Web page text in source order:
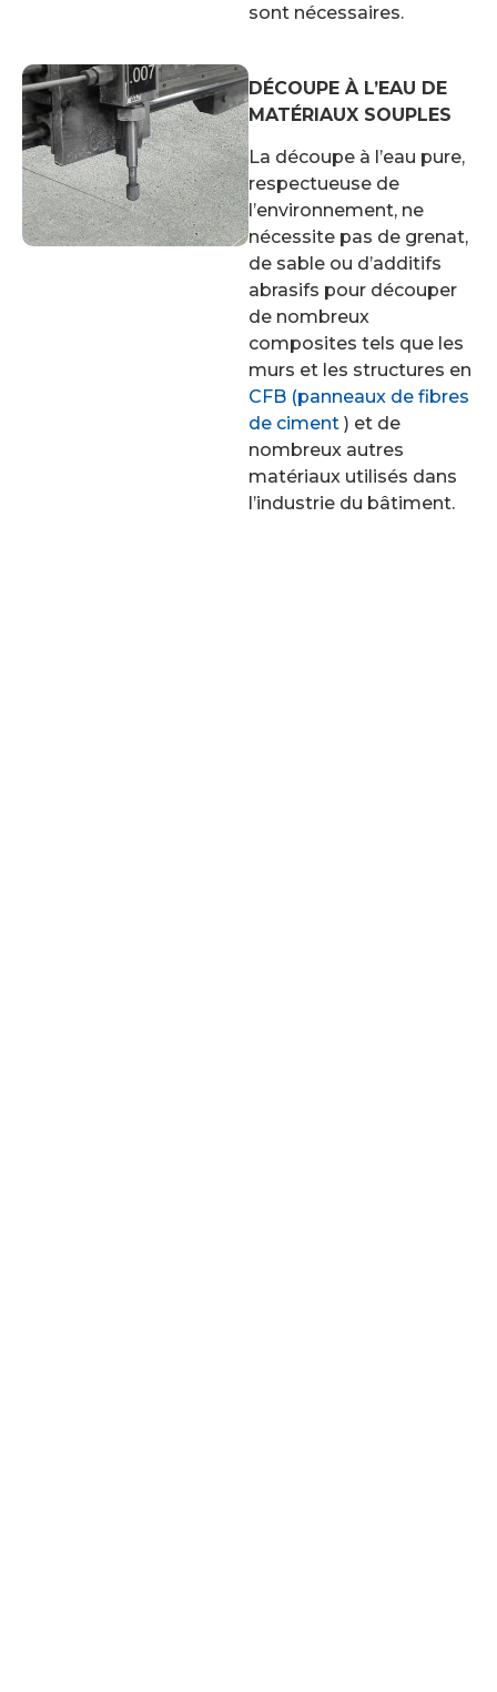
sont nécessaires.
DÉCOUPE À L’EAU DE
MATÉRIAUX SOUPLES
La découpe à l’eau pure,
respectueuse de
l’environnement, ne
nécessite pas de grenat,
de sable ou d’additifs
abrasifs pour découper
de nombreux
composites tels que les
murs et les structures en
CFB (panneaux de fibres
de ciment ) et de
nombreux autres
matériaux utilisés dans
l’industrie du bâtiment.